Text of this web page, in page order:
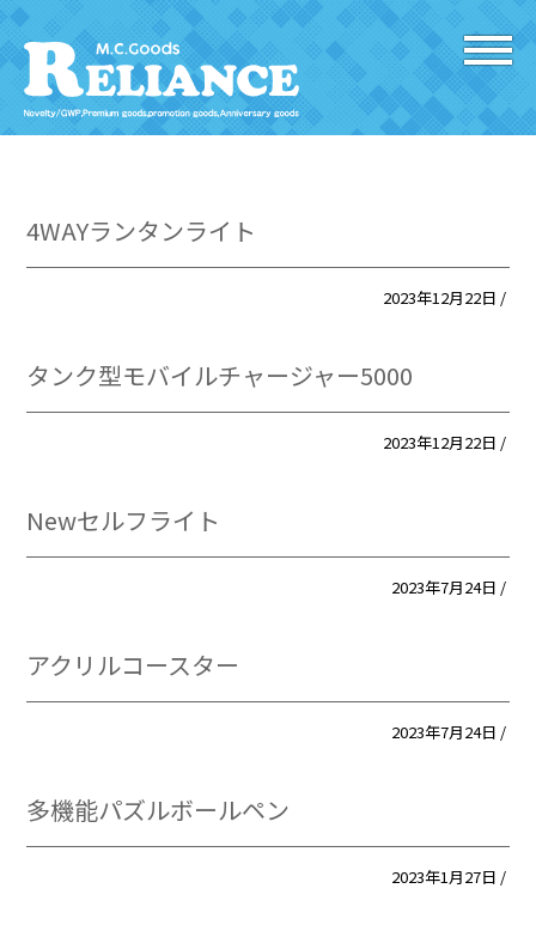
4WAYランタンライト
2023年12月22日 /
タンク型モバイルチャージャー5000
2023年12月22日 /
Newセルフライト
2023年7月24日 /
アクリルコースター
2023年7月24日 /
多機能パズルボールペン
2023年1月27日 /